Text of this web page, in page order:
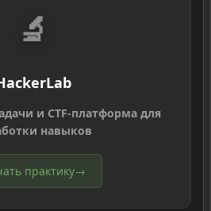
🔬
и CTF-платформа для
навыков
практику→